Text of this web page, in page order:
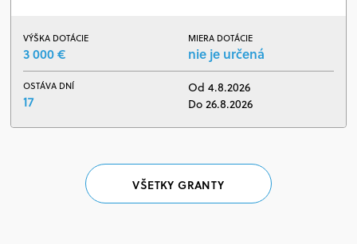
VÝŠKA DOTÁCIE
3 000 €
MIERA DOTÁCIE
nie je určená
OSTÁVA DNÍ
17
Od 4.8.2026
Do 26.8.2026
VŠETKY GRANTY